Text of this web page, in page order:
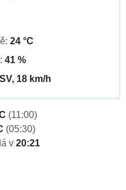
24 °C
41 %
SV, 18 km/h
(11:00)
(05:30)
v 20:21